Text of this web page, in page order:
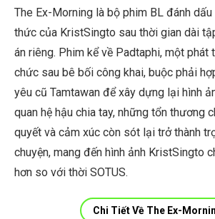
The Ex-Morning là bộ phim BL đánh
thức của KristSingto sau thời gian dài
án riêng. Phim kể về Padtaphi, một phát
chức sau bê bối công khai, buộc phải
yêu cũ Tamtawan để xây dựng lại hình
quan hệ hậu chia tay, những tổn thương
quyết và cảm xúc còn sót lại trở thành
chuyện, mang đến hình ảnh KristSingto
hơn so với thời SOTUS.
Chi Tiết Về The Ex-